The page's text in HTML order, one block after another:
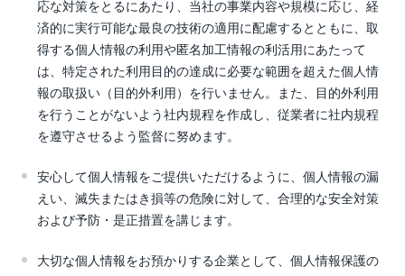
応な対策をとるにあたり、当社の事業内容や規模に応じ、経
済的に実行可能な最良の技術の適用に配慮するとともに、取
得する個人情報の利用や匿名加工情報の利活用にあたって
は、特定された利用目的の達成に必要な範囲を超えた個人情
報の取扱い（目的外利用）を行いません。また、目的外利用
を行うことがないよう社内規程を作成し、従業者に社内規程
を遵守させるよう監督に努めます。
安心して個人情報をご提供いただけるように、個人情報の漏
えい、滅失またはき損等の危険に対して、合理的な安全対策
および予防・是正措置を講じます。
大切な個人情報をお預かりする企業として、個人情報保護の